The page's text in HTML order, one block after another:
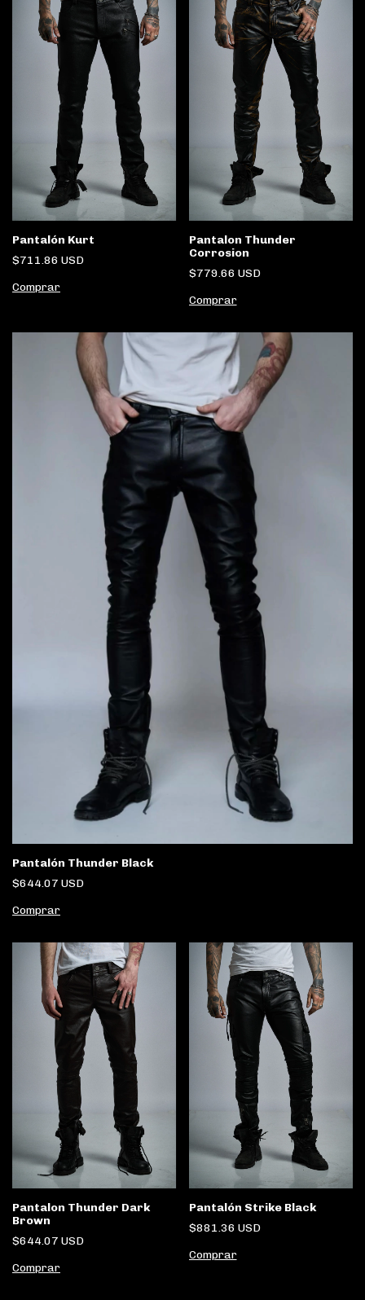
Pantalón Kurt
$711.86 USD
Comprar
Pantalon Thunder
Corrosion
$779.66 USD
Comprar
Pantalón Thunder Black
$644.07 USD
Comprar
Pantalon Thunder Dark
Brown
$644.07 USD
Comprar
Pantalón Strike Black
$881.36 USD
Comprar